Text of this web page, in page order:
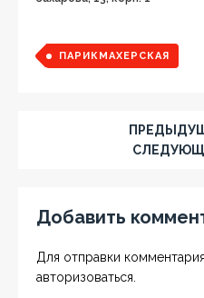
ПАРИКМАХЕРСКАЯ
Добавить
Для отправки
авторизоваться